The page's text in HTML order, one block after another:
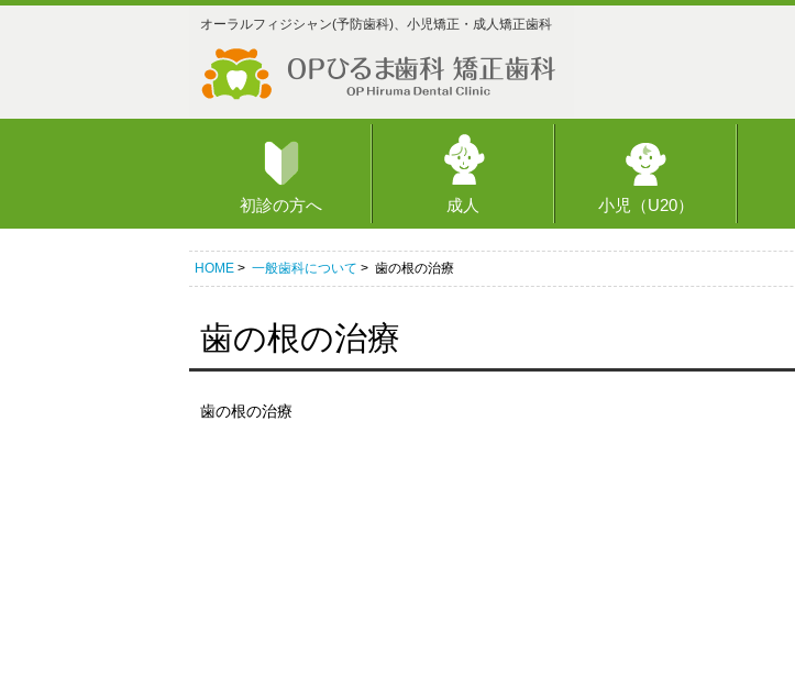
オーラルフィジシャン(予防歯科)、小児矯正・成人矯正歯科
初診の方へ 成人 小児（U20）
HOME > 一般歯科について > 歯の根の治療
歯の根の治療
歯の根の治療